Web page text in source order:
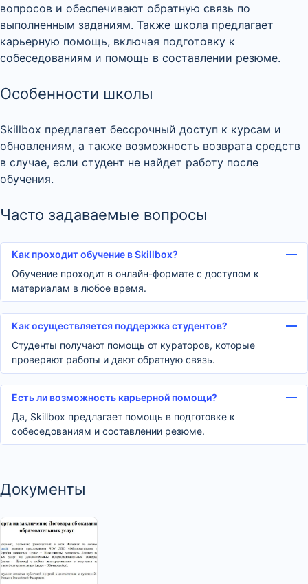
вопросов и обеспечивают обратную связь по
выполненным заданиям. Также школа предлагает
карьерную помощь, включая подготовку к
собеседованиям и помощь в составлении резюме.
Особенности школы
Skillbox предлагает бессрочный доступ к курсам и
обновлениям, а также возможность возврата средств
в случае, если студент не найдет работу после
обучения.
Часто задаваемые вопросы
Как проходит обучение в Skillbox?
Обучение проходит в онлайн-формате с доступом к
материалам в любое время.
Как осуществляется поддержка студентов?
Студенты получают помощь от кураторов, которые
проверяют работы и дают обратную связь.
Есть ли возможность карьерной помощи?
Да, Skillbox предлагает помощь в подготовке к
собеседованиям и составлении резюме.
Документы